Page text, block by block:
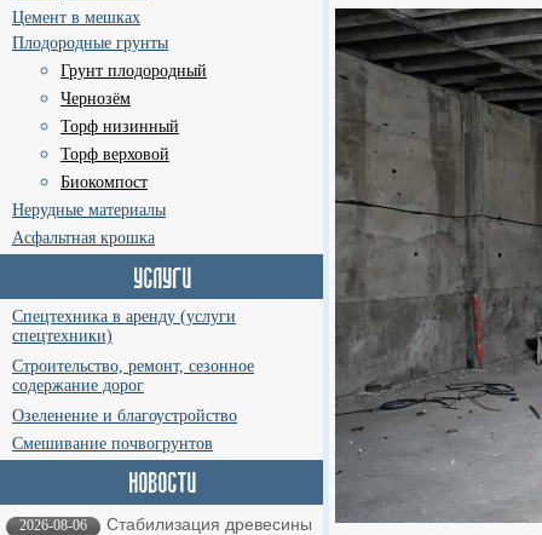
Цемент в мешках
Плодородные грунты
Грунт плодородный
Чернозём
Торф низинный
Торф верховой
Биокомпост
Нерудные материалы
Асфальтная крошка
Спецтехника в аренду (услуги
спецтехники)
Строительство, ремонт, сезонное
содержание дорог
Озеленение и благоустройство
Смешивание почвогрунтов
2026-08-06
Стабилизация древесины